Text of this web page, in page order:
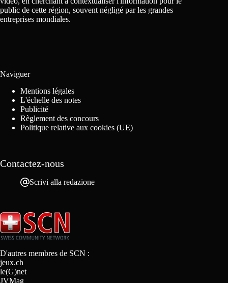
public de cette région, souvent négligé par les grandes
entreprises mondiales.
Naviguer
Mentions légales
L'échelle des notes
Publicité
Règlement des concours
Politique relative aux cookies (UE)
Contactez-nous
Scrivi alla redazione
D'autres membres de SCN :
jeux.ch
le(G)net
JVMag